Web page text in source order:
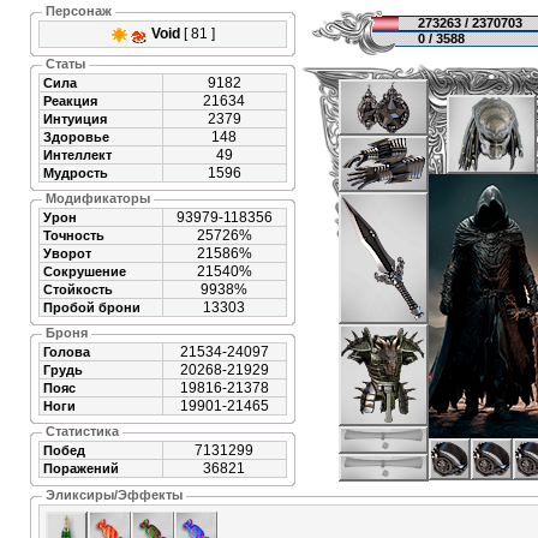
Void [ 81 ]
Персонаж
273263 / 2370703
0 / 3588
Сила 9182
Реакция 21634
Интуиция 2379
Здоровье 148
Интеллект 49
Мудрость 1596
Статы
Урон 93979-118356
Точность 25726%
Уворот 21586%
Сокрушение 21540%
Стойкость 9938%
Пробой брони 13303
Модификаторы
Голова 21534-24097
Грудь 20268-21929
Пояс 19816-21378
Ноги 19901-21465
Броня
Побед 7131299
Поражений 36821
Статистика
Эликсиры/Эффекты